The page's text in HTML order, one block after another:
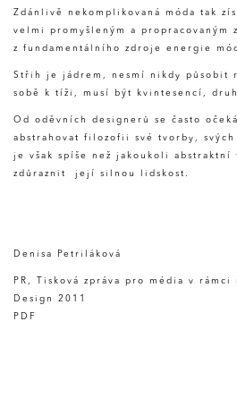
Zdánlivě nekomplikovaná móda tak
velmi promyšleným a propracovaným
z fundamentálního zdroje energie
Střih je jádrem, nesmí nikdy působit
sobě k tíži, musí být kvintesencí,
Od oděvních designerů se často
abstrahovat filozofii své tvorby,
je však spíše než jakoukoli
zdůraznit její silnou lidskost.
Denisa Petriláková
PR, Tisková zpráva pro média v rámci
Design 2011
PDF